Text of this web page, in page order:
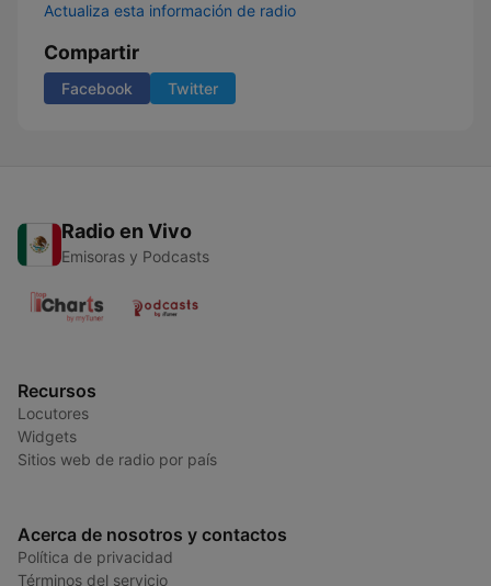
Actualiza esta información de radio
Compartir
Facebook Twitter
Radio en Vivo
Emisoras y Podcasts
Recursos
Locutores
Widgets
Sitios web de radio por país
Acerca de nosotros y contactos
Política de privacidad
Términos del servicio